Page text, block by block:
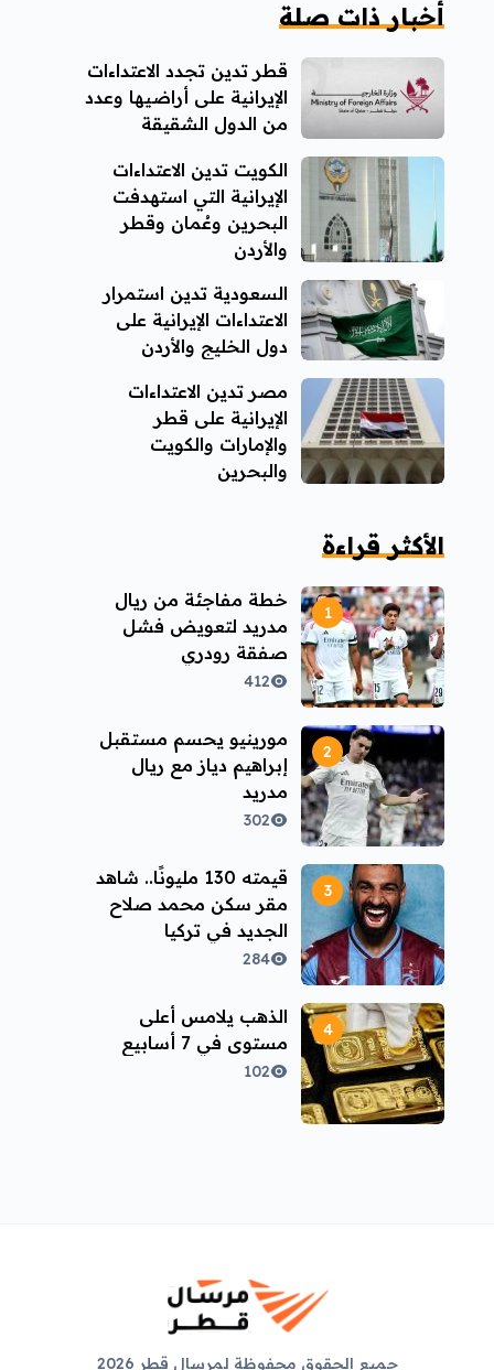
أخبار ذات صلة
قطر تدين تجدد الاعتداءات
الإيرانية على أراضيها وعدد
من الدول الشقيقة
الكويت تدين الاعتداءات
الإيرانية التي استهدفت
البحرين وعُمان وقطر
والأردن
السعودية تدين استمرار
الاعتداءات الإيرانية على
دول الخليج والأردن
مصر تدين الاعتداءات
الإيرانية على قطر
والإمارات والكويت
والبحرين
الأكثر قراءة
خطة مفاجئة من ريال
مدريد لتعويض فشل
صفقة رودري
412
مورينيو يحسم مستقبل
إبراهيم دياز مع ريال
مدريد
302
قيمته 130 مليونًا.. شاهد
مقر سكن محمد صلاح
الجديد في تركيا
284
الذهب يلامس أعلى
مستوى في 7 أسابيع
102
جميع الحقوق محفوظة لمرسال قطر 2026